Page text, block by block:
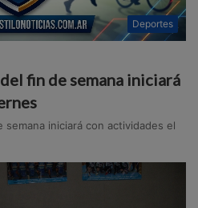
Deportes
fin de semana iniciará
iniciará con actividades el